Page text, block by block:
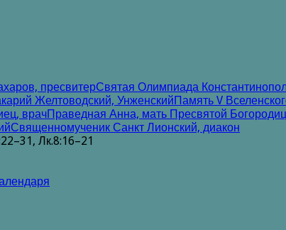
пресвитерСвятая Олимпиада
Желтоводский, УнженскийПамять V
врачПраведная Анна, мать Пресвятой
Священномученик Санкт Лионский, диакон
Лк.8:16–21